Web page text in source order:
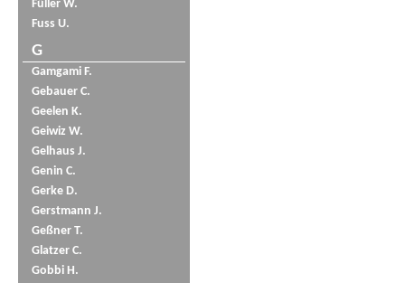
Füller W.
Fuss U.
G
Gamgami F.
Gebauer C.
Geelen K.
Geiwiz W.
Gelhaus J.
Genin C.
Gerke D.
Gerstmann J.
Geßner T.
Glatzer C.
Gobbi H.